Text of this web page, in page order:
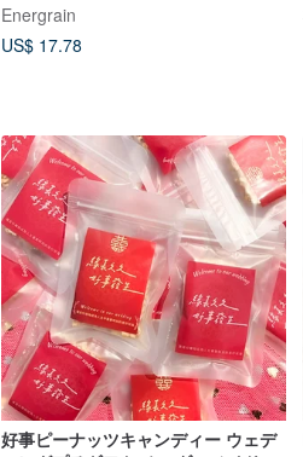
ツ_250g/500g
Energrain
US$ 17.78
好事ピーナッツキャンディー ウェデ